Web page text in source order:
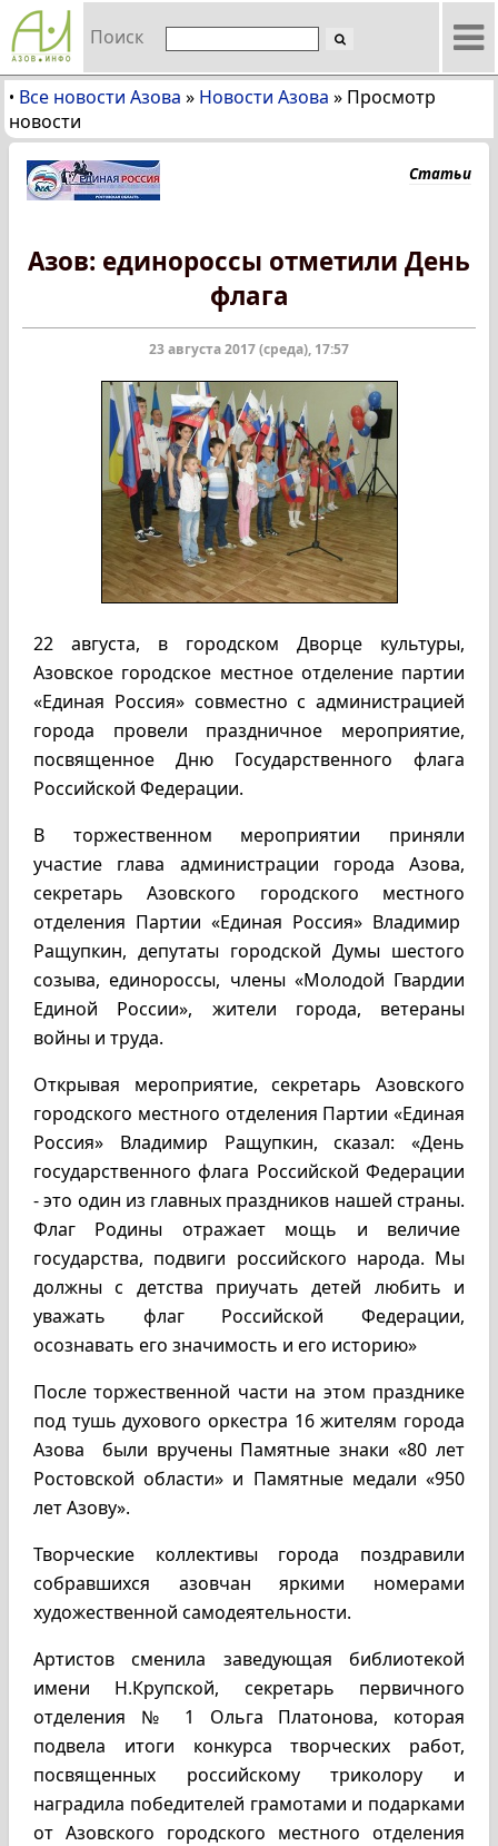
Поиск
• Все новости Азова » Новости Азова » Просмотр
новости
Статьи
Азов: единороссы отметили День
флага
23 августа 2017 (среда), 17:57
22 августа, в городском Дворце культуры,
Азовское городское местное отделение партии
«Единая Россия» совместно с администрацией
города провели праздничное мероприятие,
посвященное Дню Государственного флага
Российской Федерации.
В торжественном мероприятии приняли
участие глава администрации города Азова,
секретарь Азовского городского местного
отделения Партии «Единая Россия» Владимир
Ращупкин, депутаты городской Думы шестого
созыва, единороссы, члены «Молодой Гвардии
Единой России», жители города, ветераны
войны и труда.
Открывая мероприятие, секретарь Азовского
городского местного отделения Партии «Единая
Россия» Владимир Ращупкин, сказал: «День
государственного флага Российской Федерации
- это один из главных праздников нашей страны.
Флаг Родины отражает мощь и величие
государства, подвиги российского народа. Мы
должны с детства приучать детей любить и
уважать флаг Российской Федерации,
осознавать его значимость и его историю»
После торжественной части на этом празднике
под тушь духового оркестра 16 жителям города
Азова были вручены Памятные знаки «80 лет
Ростовской области» и Памятные медали «950
лет Азову».
Творческие коллективы города поздравили
собравшихся азовчан яркими номерами
художественной самодеятельности.
Артистов сменила заведующая библиотекой
имени Н.Крупской, секретарь первичного
отделения № 1 Ольга Платонова, которая
подвела итоги конкурса творческих работ,
посвященных российскому триколору и
наградила победителей грамотами и подарками
от Азовского городского местного отделения